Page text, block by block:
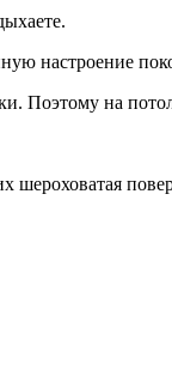
настроение
Поэтому на
шероховатая